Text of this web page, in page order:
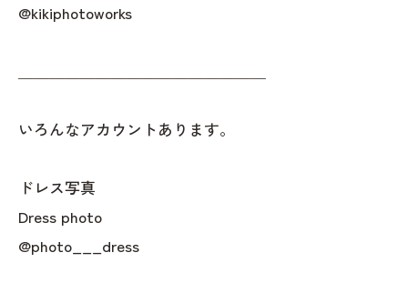
@kikiphotoworks
いろんなアカウントあります。
ドレス写真
Dress photo
@photo___dress